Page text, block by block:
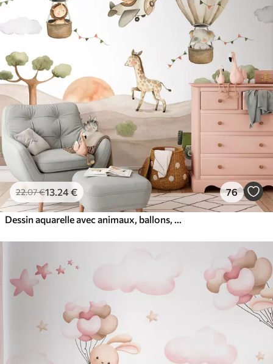
22.07€13 .24€ 76